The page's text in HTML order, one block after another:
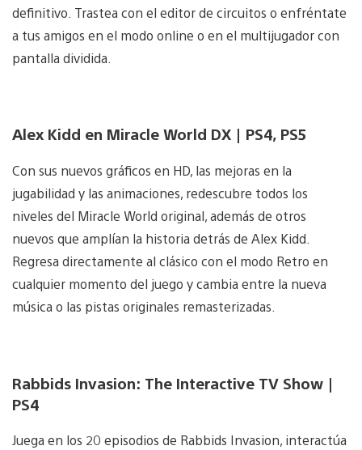
definitivo. Trastea con el editor de circuitos o enfréntate
a tus amigos en el modo online o en el multijugador con
pantalla dividida.
Alex Kidd en Miracle World DX | PS4, PS5
Con sus nuevos gráficos en HD, las mejoras en la
jugabilidad y las animaciones, redescubre todos los
niveles del Miracle World original, además de otros
nuevos que amplían la historia detrás de Alex Kidd.
Regresa directamente al clásico con el modo Retro en
cualquier momento del juego y cambia entre la nueva
música o las pistas originales remasterizadas.
Rabbids Invasion: The Interactive TV Show |
PS4
Juega en los 20 episodios de Rabbids Invasion, interactúa